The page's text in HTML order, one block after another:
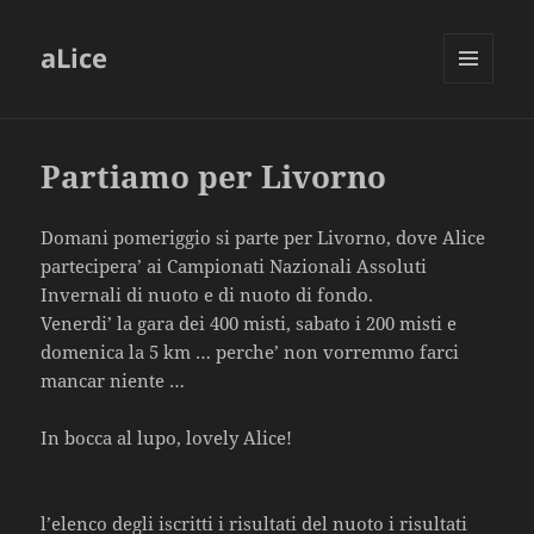
aLice
Partiamo per Livorno
Domani pomeriggio si parte per Livorno, dove Alice
partecipera’ ai Campionati Nazionali Assoluti
Invernali di nuoto e di nuoto di fondo.
Venerdi’ la gara dei 400 misti, sabato i 200 misti e
domenica la 5 km … perche’ non vorremmo farci
mancar niente …
In bocca al lupo, lovely Alice!
l’elenco degli iscritti i risultati del nuoto i risultati